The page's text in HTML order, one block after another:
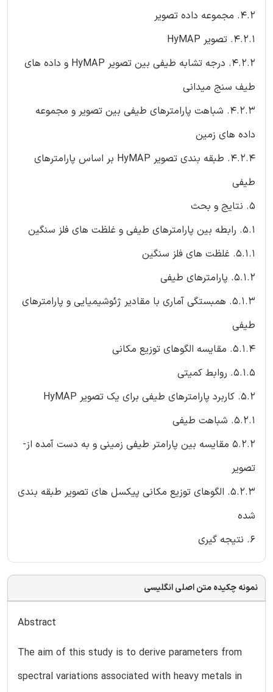
4.2. مجموعه داده تصویر
4.2.1. تصویر HyMAP
4.2.2. درجه تشابه طیفی بین تصویر HyMAP و داده های
طیف سنج میدانی
4.2.3. شباهت پارامترهای طیفی بین تصویر و مجموعه
داده های زمین
4.2.4. طبقه بندی تصویر HyMAP بر اساس پارامترهای
طیفی
5. نتایج و بحث
5.1. رابطه بین پارامترهای طیفی و غلظت های فلز سنگین
5.1.1. غلظت های فلز سنگین
5.1.2. پارامترهای طیفی
5.1.3. همبستگی آماری با مقادیر ژئوشیمیایی و پارامترهای
طیفی
5.1.4. مقایسه الگوهای توزیع مکانی
5.1.5. روابط کمیتی
5.2. کاربرد پارامترهای طیفی برای یک تصویر HyMAP
5.2.1. شباهت طیفی
5.2.2 مقایسه بین پارامتر طیفی زمینی و به دست آمده از-
تصویر
5.2.3. الگوهای توزیع مکانی پیکسل های تصویر طبقه بندی
شده
6. نتیجه گیری
نمونه چکیده متن اصلی انگلیسی
Abstract
The aim of this study is to derive parameters from
spectral variations associated with heavy metals in